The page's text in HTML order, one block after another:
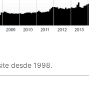
desde 1998.